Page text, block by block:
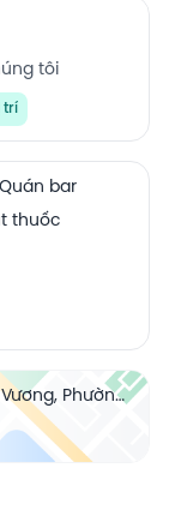
tôi
trí
Quán bar
thuốc
Vương, Phường
Hoa,